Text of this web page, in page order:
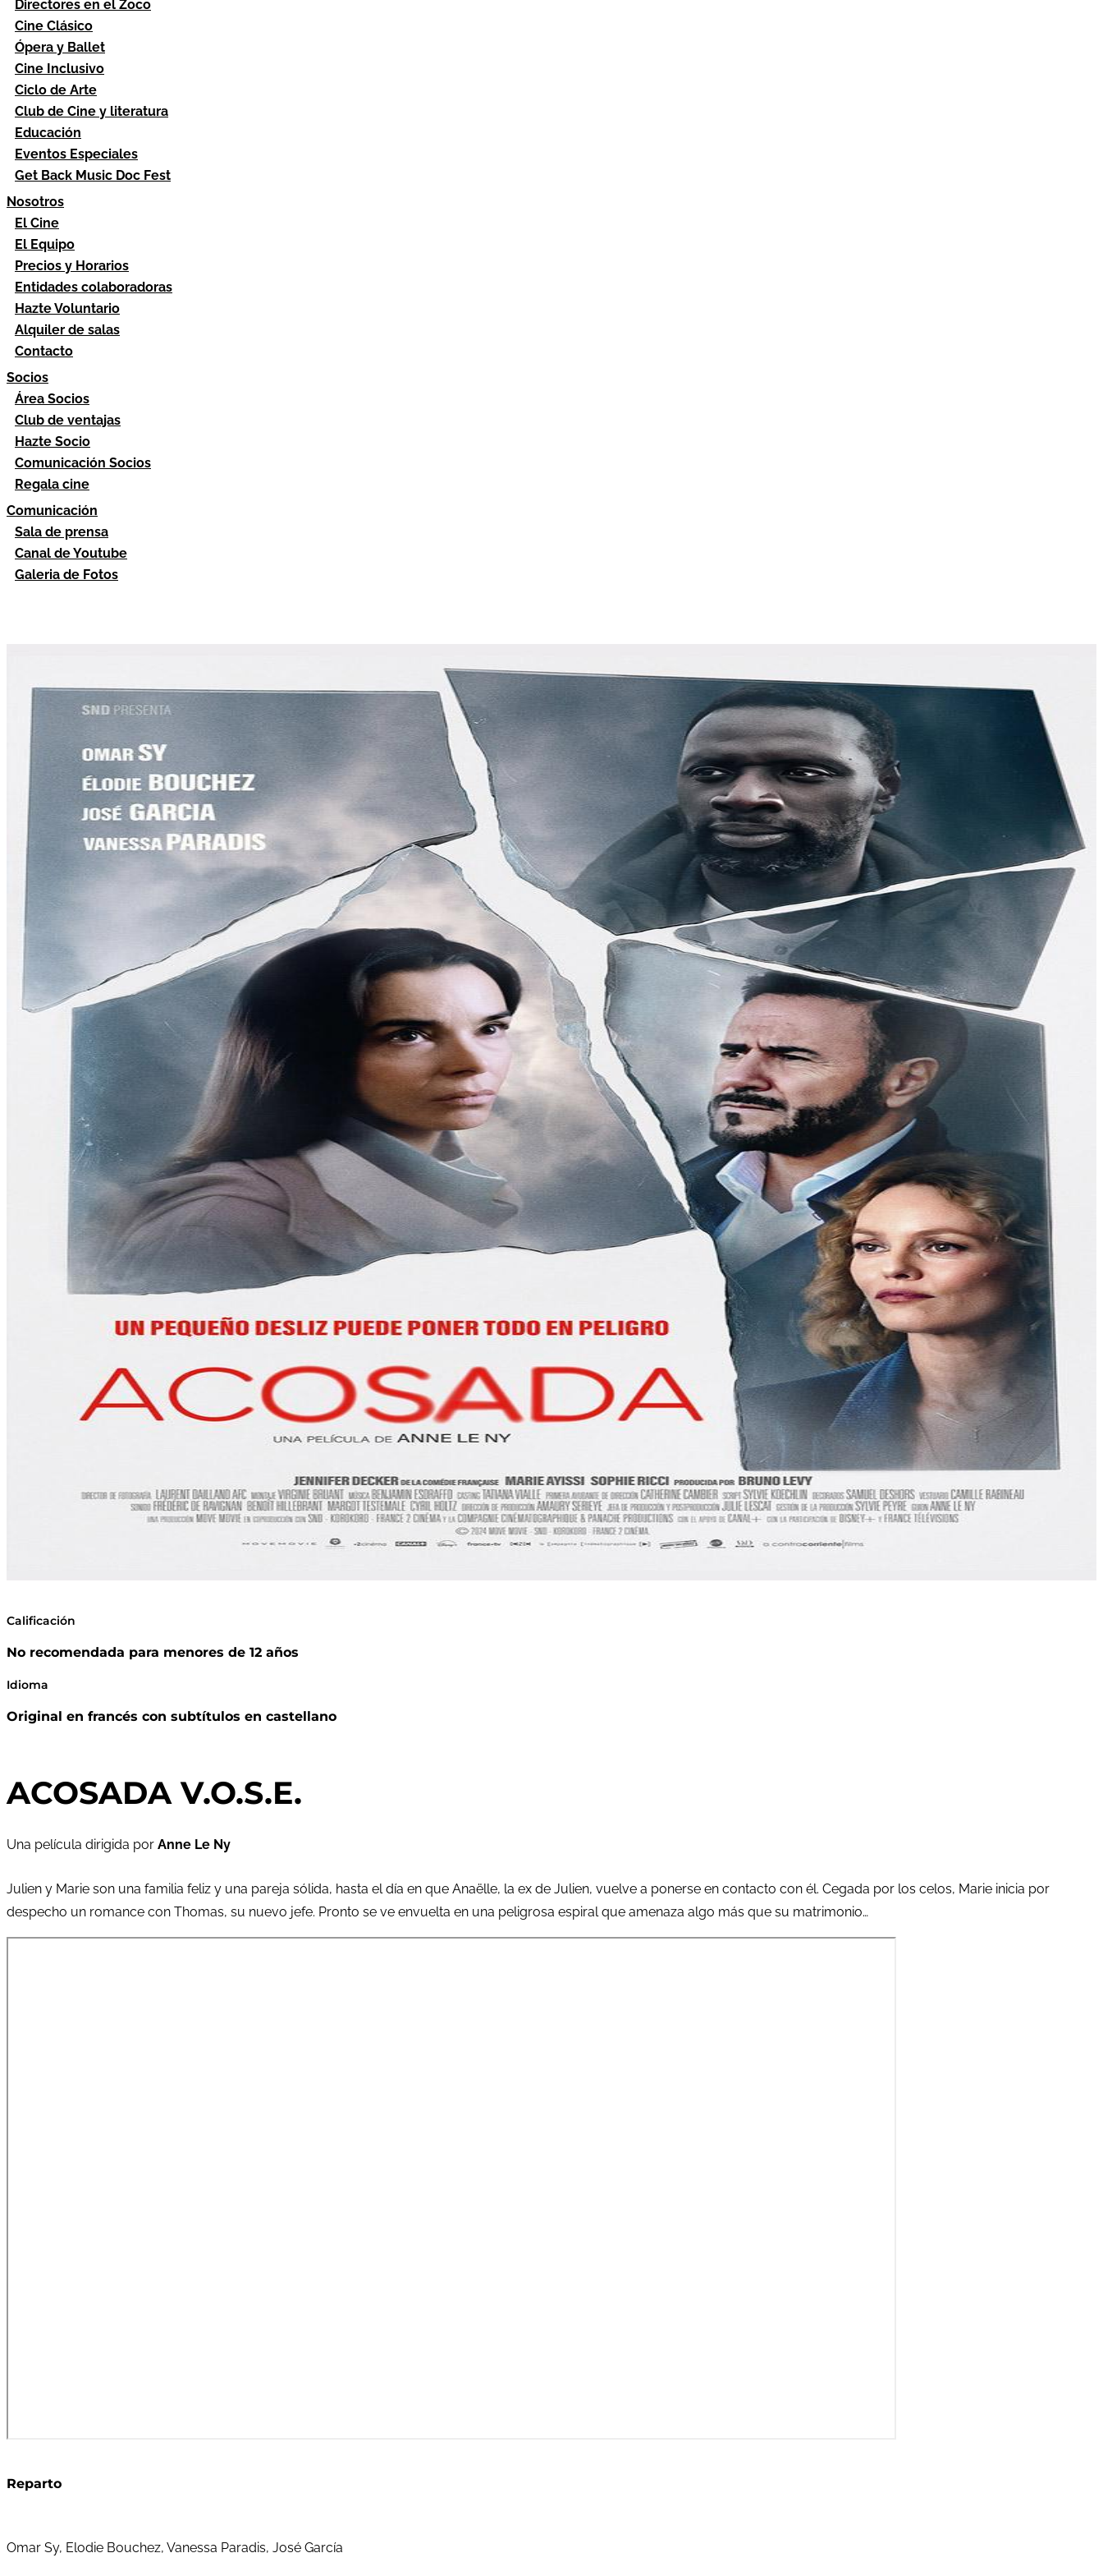
Directores en el Zoco
Cine Clásico
Ópera y Ballet
Cine Inclusivo
Ciclo de Arte
Club de Cine y literatura
Educación
Eventos Especiales
Get Back Music Doc Fest
Nosotros
El Cine
El Equipo
Precios y Horarios
Entidades colaboradoras
Hazte Voluntario
Alquiler de salas
Contacto
Socios
Área Socios
Club de ventajas
Hazte Socio
Comunicación Socios
Regala cine
Comunicación
Sala de prensa
Canal de Youtube
Galeria de Fotos
Calificación
No recomendada para menores de 12 años
Idioma
Original en francés con subtítulos en castellano
ACOSADA V.O.S.E.
Una película dirigida por Anne Le Ny
Julien y Marie son una familia feliz y una pareja sólida, hasta el día en que Anaëlle, la ex de Julien, vuelve a ponerse en contacto con él. Cegada por los celos, Marie inicia por
despecho un romance con Thomas, su nuevo jefe. Pronto se ve envuelta en una peligrosa espiral que amenaza algo más que su matrimonio…
Reparto
Omar Sy, Elodie Bouchez, Vanessa Paradis, José García